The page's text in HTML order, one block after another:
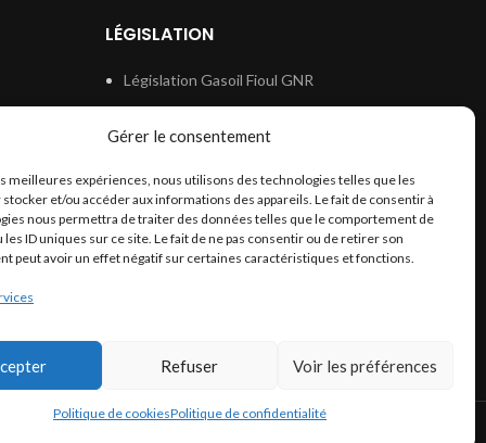
Gérer le consentement
meilleures expériences, nous utilisons des technologies telles que les
et/ou accéder aux informations des appareils. Le fait de consentir à
nous permettra de traiter des données telles que le comportement de
les ID uniques sur ce site. Le fait de ne pas consentir ou de retirer son
peut avoir un effet négatif sur certaines caractéristiques et fonctions.
Refuser Voir les préférences
Politique de cookiesPolitique de confidentialité
LÉGISLATION
Législation Gasoil Fioul GNR
Législation Eau
Législation Lubrifiant
Législation Phytosanitaire